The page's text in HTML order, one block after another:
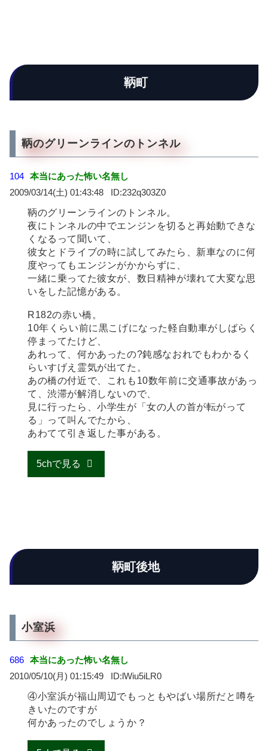
鞆町
鞆のグリーンラインのトンネル
104 本当にあった怖い名無し
2009/03/14(土) 01:43:48
232q303Z0
鞆のグリーンラインのトンネル。
夜にトンネルの中でエンジンを切ると再始動できな
くなるって聞いて、
彼女とドライブの時に試してみたら、新車なのに何
度やってもエンジンがかからずに、
一緒に乗ってた彼女が、数日精神が壊れて大変な思
いをした記憶がある。
R182の赤い橋。
10年くらい前に黒こげになった軽自動車がしばらく
停まってたけど、
あれって、何かあったの?鈍感なおれでもわかるく
らいすげえ霊気が出てた。
あの橋の付近で、これも10数年前に交通事故があっ
て、渋滞が解消しないので、
見に行ったら、小学生が「女の人の首が転がって
る」って叫んでたから、
あわてて引き返した事がある。
5chで見る
鞆町後地
小室浜
686 本当にあった怖い名無し
2010/05/10(月) 01:15:49
lWiu5iLR0
④小室浜が福山周辺でもっともやばい場所だと噂を
きいたのですが
何かあったのでしょうか？